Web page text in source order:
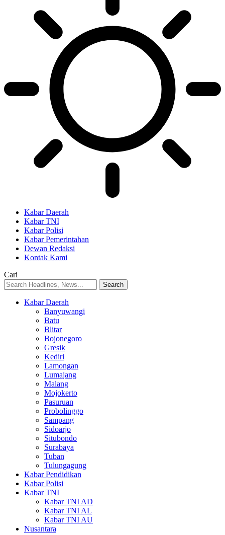
Kabar Daerah
Kabar TNI
Kabar Polisi
Kabar Pemerintahan
Dewan Redaksi
Kontak Kami
Cari
Kabar Daerah
Banyuwangi
Batu
Blitar
Bojonegoro
Gresik
Kediri
Lamongan
Lumajang
Malang
Mojokerto
Pasuruan
Probolinggo
Sampang
Sidoarjo
Situbondo
Surabaya
Tuban
Tulungagung
Kabar Pendidikan
Kabar Polisi
Kabar TNI
Kabar TNI AD
Kabar TNI AL
Kabar TNI AU
Nusantara